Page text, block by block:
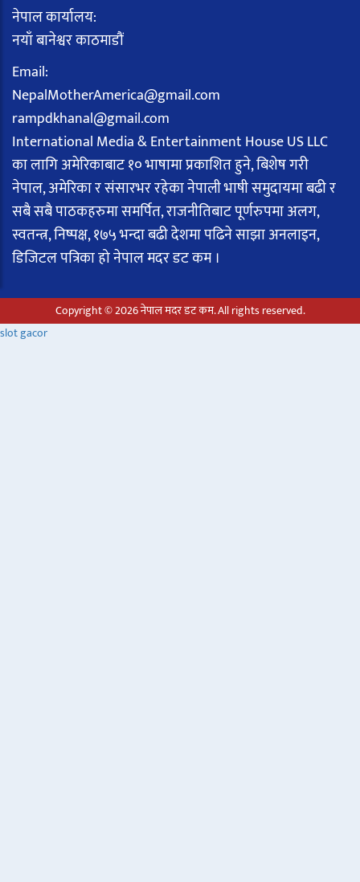
नेपाल कार्यालय:
नयाँ बानेश्वर काठमाडौं
Email:
NepalMotherAmerica@gmail.com
rampdkhanal@gmail.com
International Media & Entertainment House US LLC
का लागि अमेरिकाबाट १० भाषामा प्रकाशित हुने, बिशेष गरी
नेपाल, अमेरिका र संसारभर रहेका नेपाली भाषी समुदायमा बढी र
सबै सबै पाठकहरुमा समर्पित, राजनीतिबाट पूर्णरुपमा अलग,
स्वतन्त्र, निष्पक्ष, १७५ भन्दा बढी देशमा पढिने साझा अनलाइन,
डिजिटल पत्रिका हो नेपाल मदर डट कम ।
Copyright © 2026 नेपाल मदर डट कम. All rights reserved.
slot gacor